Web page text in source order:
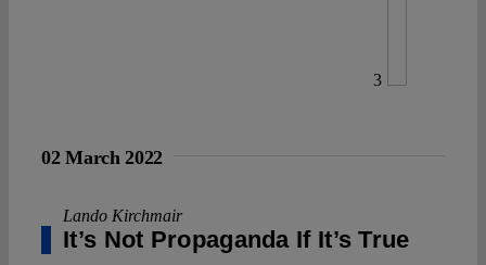
3
02 March 2022
Lando Kirchmair
It’s Not Propaganda If It’s True